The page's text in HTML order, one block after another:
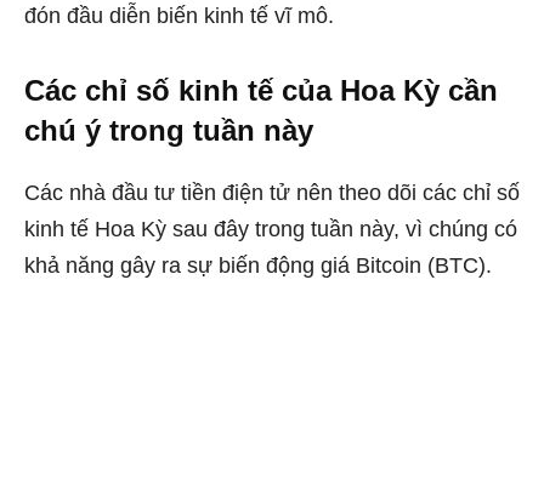
đón đầu diễn biến kinh tế vĩ mô.
Các chỉ số kinh tế của Hoa Kỳ cần
chú ý trong tuần này
Các nhà đầu tư tiền điện tử nên theo dõi các chỉ số
kinh tế Hoa Kỳ sau đây trong tuần này, vì chúng có
khả năng gây ra sự biến động giá Bitcoin (BTC).